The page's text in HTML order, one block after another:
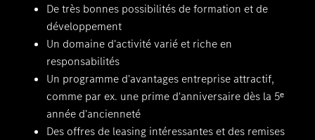
De très bonnes possibilités de formation et de
développement
Un domaine d'activité varié et riche en
responsabilités
Un programme d'avantages entreprise attractif,
comme par ex. une prime d'anniversaire dès la 5ᵉ
année d'ancienneté
Des offres de leasing intéressantes et des remises